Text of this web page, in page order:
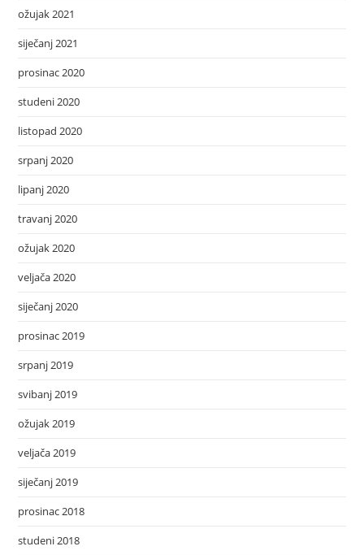
ožujak 2021
siječanj 2021
prosinac 2020
studeni 2020
listopad 2020
srpanj 2020
lipanj 2020
travanj 2020
ožujak 2020
veljača 2020
siječanj 2020
prosinac 2019
srpanj 2019
svibanj 2019
ožujak 2019
veljača 2019
siječanj 2019
prosinac 2018
studeni 2018